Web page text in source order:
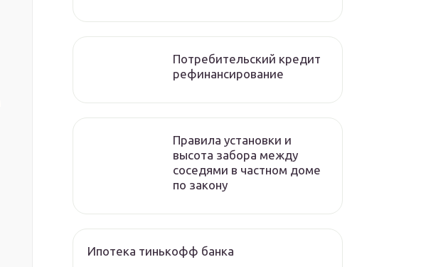
Потребительский кредит
рефинансирование
Правила установки и
высота забора между
соседями в частном доме
по закону
Ипотека тинькофф банка